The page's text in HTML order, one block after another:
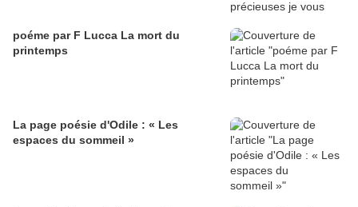
poéme par F Lucca La mort du
printemps
La page poésie d'Odile : « Les
espaces du sommeil »